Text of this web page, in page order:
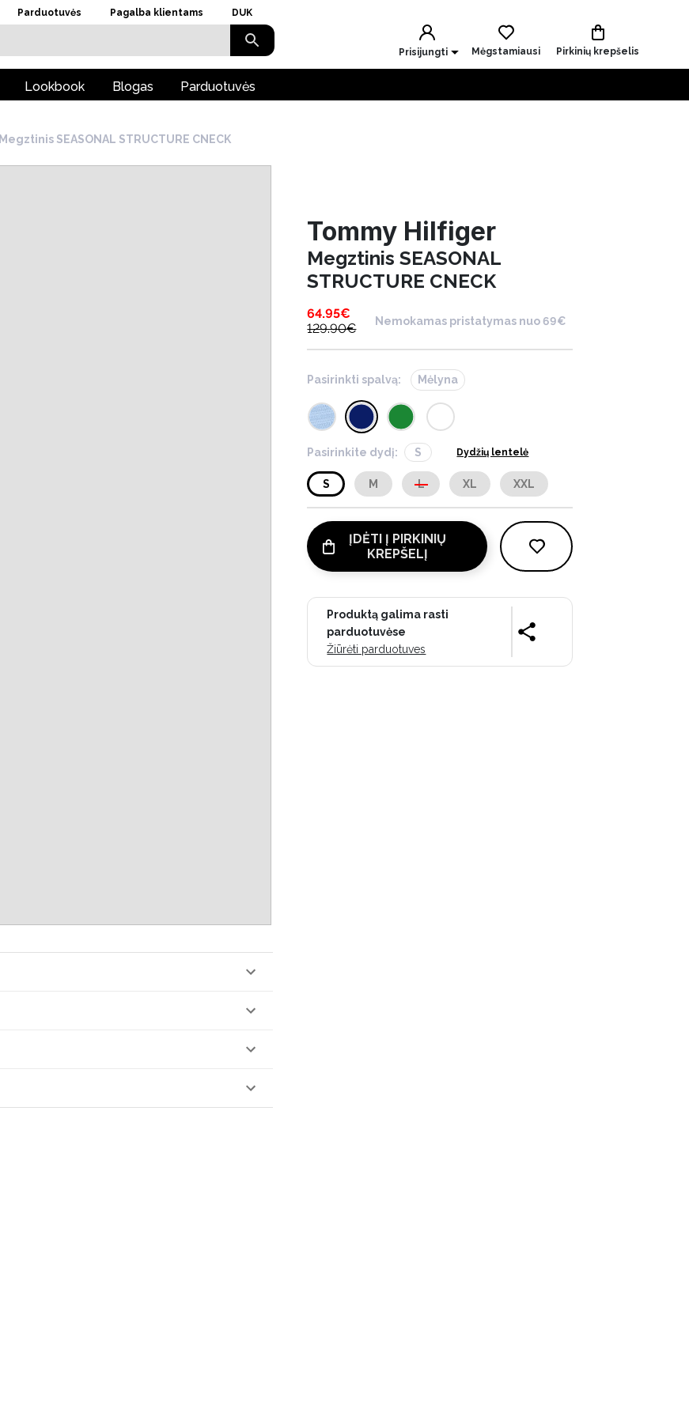
Parduotuvės Pagalba klientams DUK
Prisijungti Mėgstamiausi Pirkinių krepšelis
Lookbook Blogas Parduotuvės
Megztinis SEASONAL STRUCTURE CNECK
Tommy Hilfiger
Megztinis SEASONAL
STRUCTURE CNECK
64.95€
129.90€
Nemokamas pristatymas nuo 69€
Pasirinkti spalvą: Mėlyna
Pasirinkite dydį: S Dydžių lentelė
S M L XL XXL
ĮDĖTI Į PIRKINIŲ
KREPŠELĮ
Produktą galima rasti
parduotuvėse
Žiūrėti parduotuves